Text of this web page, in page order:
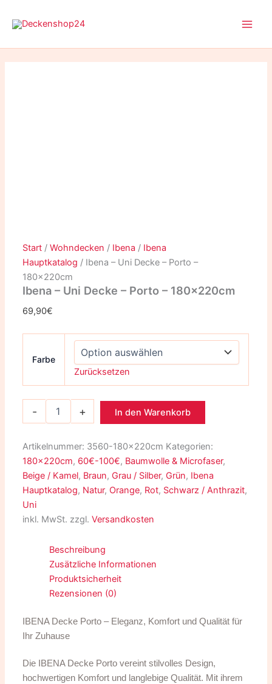
Inhalt
Start /Wohndecken / Ibena / Ibena
Hauptkatalog / Ibena – Uni Decke – Porto –
180x220cm
Ibena – Uni Decke – Porto – 180x220cm
69,90€
Farbe
Zurücksetzen
-
Uni
+ In den Warenkorb
Artikelnummer: 3560-180x220cm Kategorien:
180x220cm, 60€-100€, Baumwolle & Microfaser,
Beige / Kamel, Braun, Grau / Silber, Grün, Ibena
Hauptkatalog, Natur, Orange, Rot, Schwarz / Anthrazit,
Uni
inkl. MwSt. zzgl.Versandkosten
Beschreibung
Zusätzliche Informationen
Produktsicherheit
Rezensionen (0)
IBENA Decke Porto – Eleganz, Komfort und Qualität für
Ihr Zuhause
Die IBENA Decke Porto vereint stilvolles Design,
hochwertigen Komfort und langlebige Qualität. Mit ihrem